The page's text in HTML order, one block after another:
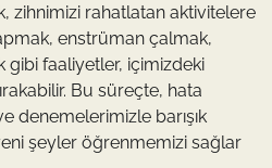
zihnimizi rahatlatan aktivitelere
enstrüman çalmak,
faaliyetler, içimizdeki
Bu süreçte, hata
denemelerimizle barışık
şeyler öğrenmemizi sağlar